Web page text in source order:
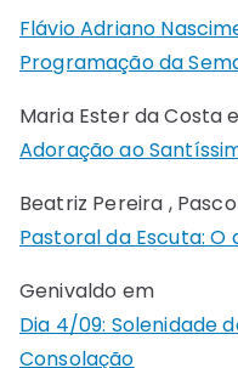
Flávio Adriano
Programação da
Maria Ester da Costa
Adoração ao
Beatriz Pereira ,
Pastoral da Escuta: O
Genivaldo em
Dia 4/09: Solenidade
Consolação